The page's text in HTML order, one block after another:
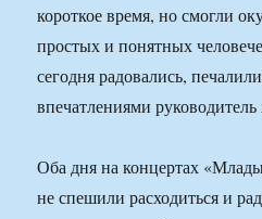
короткое время, но смогли
простых и понятных
сегодня радовались,
впечатлениями
Оба дня на концертах
не спешили расходиться и